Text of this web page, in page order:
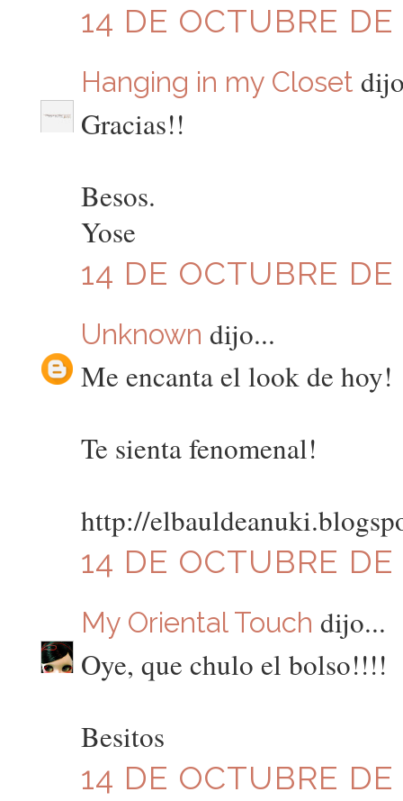
14 DE OCTUBRE
Hanging in my Closet
Gracias!!
Besos.
Yose
14 DE OCTUBRE
Unknown dijo...
Me encanta el look de hoy!
Te sienta fenomenal!
http://
14 DE OCTUBRE
My Oriental Touch dijo...
Oye, que chulo el bolso!!!!
Besitos
14 DE OCTUBRE